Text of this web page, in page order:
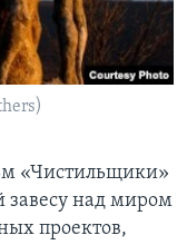
«Чистильщики»
над миром
проектов,